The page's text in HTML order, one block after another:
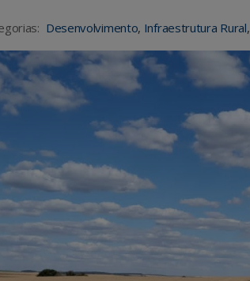
Desenvolvimento, Infraestrutura Rural,